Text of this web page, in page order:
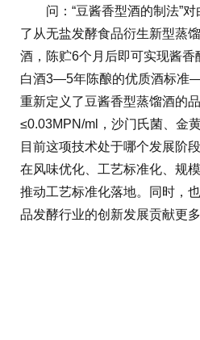
问：“豆酱香型酒的制法”对
了从无盐发酵食品衍生新型蒸
酒，陈贮6个月后即可实现酱
白酒3—5年陈酿的优质酒标准
重新定义了豆酱香型蒸馏酒的
≤0.03MPN/ml，沙门氏菌、金
目前这项技术处于哪个发展阶
在风味优化、工艺标准化、规
推动工艺标准化落地。同时，
品发酵行业的创新发展贡献更多